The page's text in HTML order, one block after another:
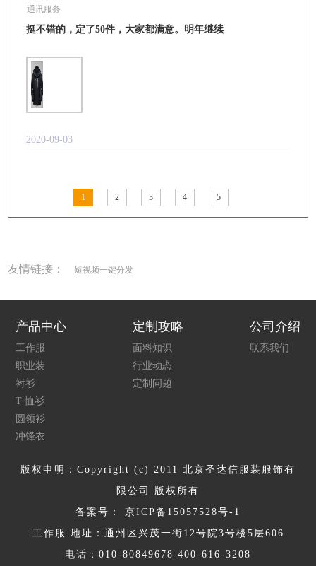
通讯服务
挺不错的，定了50件，大家都满意。明年继续
2020-09-03
1 2 3 4 5
友情链接： 短视频一键分发
产品中心
工作服
职业装
衬衫
T 恤衫
圆领衫
冲锋衣
定制攻略
面料知识
行业动态
定制问题
公司介绍
联系我们
版权申明：Copyright (c) 2011 北京圣达信服装服饰有
限公司 版权所有
备案号： 京ICP备15057528号-1
工作服 地址：通州区兴茂一街12号院3号楼5层606
电话：010-80849678 400-616-3208